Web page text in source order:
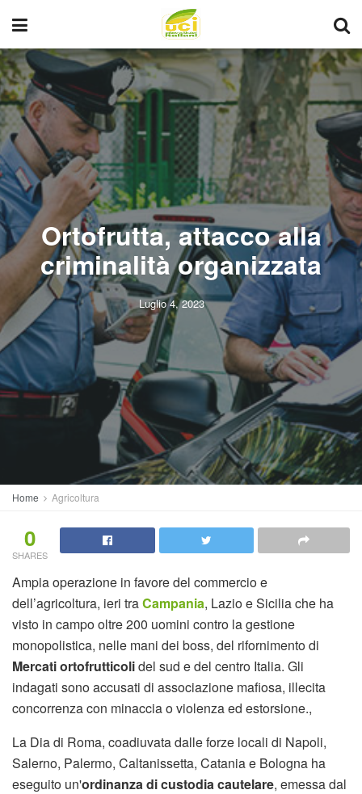
Ortofrutta, attacco alla
criminalità organizzata
Luglio 4, 2023
Home Agricoltura
0
SHARES
Ampia operazione in favore del commercio e
dell’agricoltura, ieri traCampania, Lazio e Sicilia che ha
visto in campo oltre 200 uomini contro la gestione
monopolistica, nelle mani dei boss, del rifornimento di
Mercati ortofrutticolidel sud e del centro Italia. Gli
indagati sono accusati di associazione mafiosa, illecita
concorrenza con minaccia o violenza ed estorsione.,
La Dia di Roma, coadiuvata dalle forze locali di Napoli,
Salerno, Palermo, Caltanissetta, Catania e Bologna ha
eseguito un'ordinanza di custodia cautelare, emessa dal